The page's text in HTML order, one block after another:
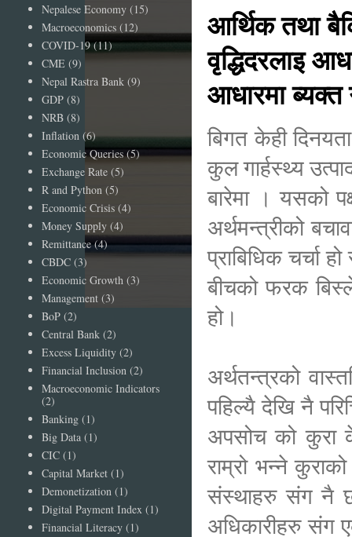
आर्थिक तथा
वृद्धिदरलाइ
आधारमा ब्यक्त
बिगत केही
कुल गार्हस्थ्य
बारेमा । यसको
अर्थमन्त्रीको
प्राबिधिक चर्चा
बीचको फरक
हो।
अर्थतन्त्रको
पहिल्यै देखि नै
अपसोच को कुरा
राम्रो भन्ने
संस्थाहरु संग नै
अधिकारीहरु संग
Nepalese Economy (15)
Macroeconomics (12)
COVID-19 (11)
CME (9)
Nepal Rastra Bank (9)
GDP (8)
NRB (8)
Inflation (6)
Economic Queries (5)
Exchange Rate (5)
R and Python (5)
Economic Crisis (4)
Money Supply (4)
Remittance (4)
CBDC (3)
Economic Growth (3)
Management (3)
BoP (2)
Central Bank (2)
Excess Liquidity (2)
Financial Inclusion (2)
Macroeconomic Indicators
(2)
Banking (1)
Big Data (1)
CIC (1)
Capital Market (1)
Demonetization (1)
Digital Payment Index (1)
Financial Literacy (1)